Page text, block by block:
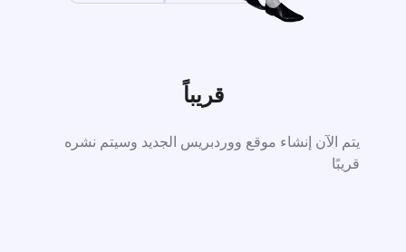
قريباً
يتم الآن إنشاء موقع ووردبريس الجديد وسيتم نشره
قريبًا